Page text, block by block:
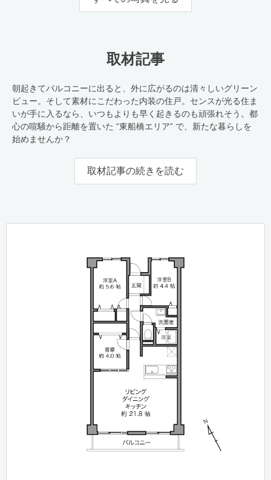
取材記事
朝起きてバルコニーに出ると、外に広がるのは清々しいグリーン
ビュー。そして素材にこだわった内装の住戸。センスが光る住ま
いが手に入るなら、いつもよりも早く起きるのも頑張れそう。都
心の喧騒から距離を置いた “東船橋エリア” で、新たな暮らしを
始めませんか？
取材記事の続きを読む